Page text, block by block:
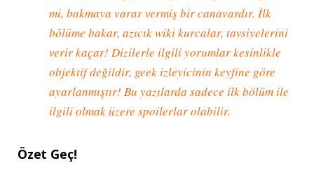
mi, bakmaya varar vermiş bir canavardır. İlk
bölüme bakar, azıcık wiki kurcalar, tavsiyelerini
verir kaçar! Dizilerle ilgili yorumlar kesinlikle
objektif değildir, geek izleyicinin keyfine göre
ayarlanmıştır! Bu yazılarda sadece ilk bölüm ile
ilgili olmak üzere spoilerlar olabilir.
Özet Geç!